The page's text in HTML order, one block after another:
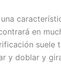
en
suele
y doblar y